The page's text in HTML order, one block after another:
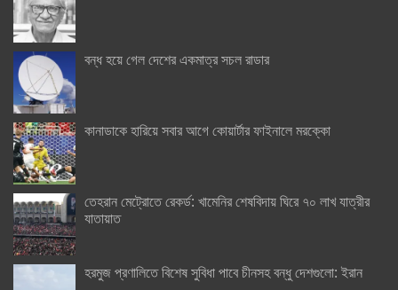
বন্ধ হয়ে গেল দেশের একমাত্র সচল রাডার
কানাডাকে হারিয়ে সবার আগে কোয়ার্টার ফাইনালে মরক্কো
তেহরান মেট্রোতে রেকর্ড: খামেনির শেষবিদায় ঘিরে ৭০ লাখ যাত্রীর
যাতায়াত
হরমুজ প্রণালিতে বিশেষ সুবিধা পাবে চীনসহ বন্ধু দেশগুলো: ইরান